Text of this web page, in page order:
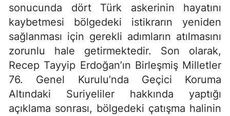
sonucunda dört Türk askerinin hayatını
kaybetmesi bölgedeki istikrarın yeniden
sağlanması için gerekli adımların atılmasını
zorunlu hale getirmektedir. Son olarak,
Recep Tayyip Erdoğan’ın Birleşmiş Milletler
76. Genel Kurulu’nda Geçici Koruma
Altındaki Suriyeliler hakkında yaptığı
açıklama sonrası, bölgedeki çatışma halinin